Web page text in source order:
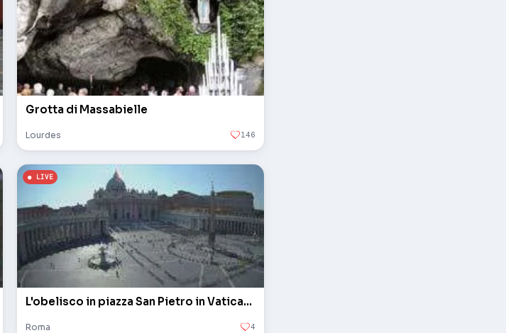
Grotta di Massabielle
Lourdes 146
L'obelisco in piazza San Pietro in Vaticano
Roma 4